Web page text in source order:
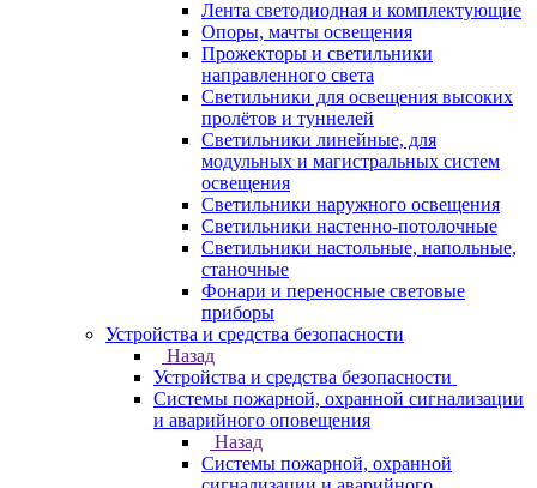
Лента светодиодная и комплектующие
Опоры, мачты освещения
Прожекторы и светильники
направленного света
Светильники для освещения высоких
пролётов и туннелей
Светильники линейные, для
модульных и магистральных систем
освещения
Светильники наружного освещения
Светильники настенно-потолочные
Светильники настольные, напольные,
станочные
Фонари и переносные световые
приборы
Устройства и средства безопасности
Назад
Устройства и средства безопасности
Системы пожарной, охранной сигнализации
и аварийного оповещения
Назад
Системы пожарной, охранной